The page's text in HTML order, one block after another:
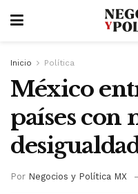
Inicio Política
México
países con
Por Negocios y Política MX